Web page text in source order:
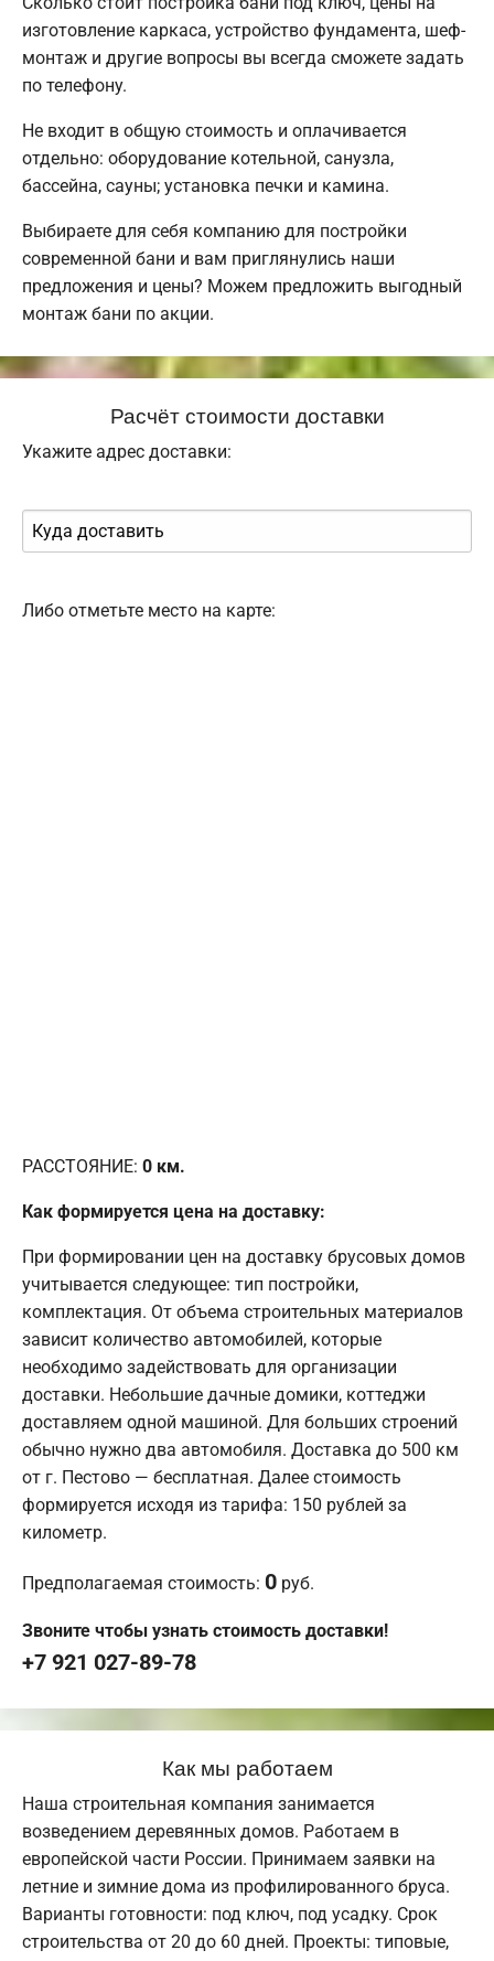
изготовление каркаса, устройство фундамента, шеф-
монтаж и другие вопросы вы всегда сможете задать
по телефону.
Не входит в общую стоимость и оплачивается
отдельно: оборудование котельной, санузла,
бассейна, сауны; установка печки и камина.
Выбираете для себя компанию для постройки
современной бани и вам приглянулись наши
предложения и цены? Можем предложить выгодный
монтаж бани по акции.
Расчёт стоимости доставки
Укажите адрес доставки:
Либо отметьте место на карте:
РАССТОЯНИЕ: 0 км.
Как формируется цена на доставку:
При формировании цен на доставку брусовых домов
учитывается следующее: тип постройки,
комплектация. От объема строительных материалов
зависит количество автомобилей, которые
необходимо задействовать для организации
доставки. Небольшие дачные домики, коттеджи
доставляем одной машиной. Для больших строений
обычно нужно два автомобиля. Доставка до 500 км
от г. Пестово — бесплатная. Далее стоимость
формируется исходя из тарифа: 150 рублей за
километр.
Предполагаемая стоимость: 0 руб.
Звоните чтобы узнать стоимость доставки!
+7 921 027-89-78
Как мы работаем
Наша строительная компания занимается
возведением деревянных домов. Работаем в
европейской части России. Принимаем заявки на
летние и зимние дома из профилированного бруса.
Варианты готовности: под ключ, под усадку. Срок
строительства от 20 до 60 дней. Проекты: типовые,